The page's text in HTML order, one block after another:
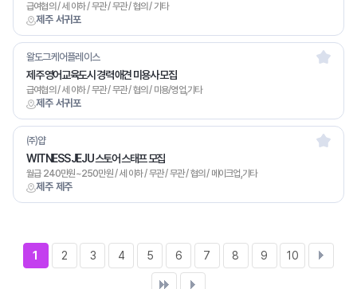
제주 서귀포
급여협의 / 세 이하 / 무관 / 무관 / 협의 / 기타
제주 서귀포
왈도그케어플레이스
제주 영어교육도시 경력 애견 미용사 모집
급여협의 / 세 이하 / 무관 / 무관 / 협의 / 미용/영업,기타
제주 제주
㈜얍
WITNESS JEJU 스토어 스태프 모집
월급 240만원~250만원 / 세 이하 / 무관 / 무관 / 협의 / 메이크업,기타
1 2 3 4 5 6 7 8 9 10